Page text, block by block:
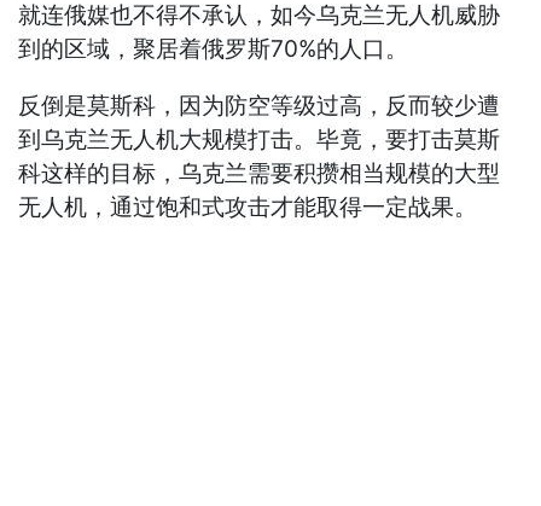
就连俄媒也不得不承认，如今乌克兰无人机威胁
到的区域，聚居着俄罗斯70%的人口。
反倒是莫斯科，因为防空等级过高，反而较少遭
到乌克兰无人机大规模打击。毕竟，要打击莫斯
科这样的目标，乌克兰需要积攒相当规模的大型
无人机，通过饱和式攻击才能取得一定战果。